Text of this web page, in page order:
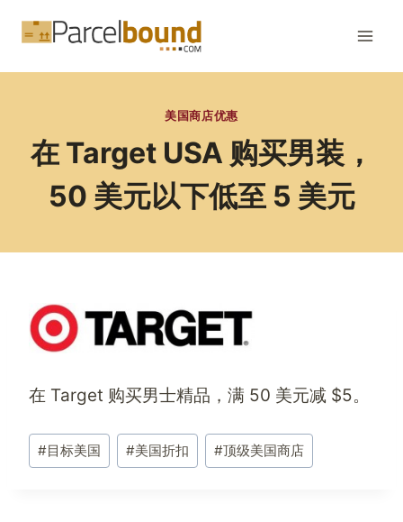
美国商店优惠
在 Target USA 购买男装，
50 美元以下低至 5 美元
在 Target 购买男士精品，满 50 美元减 $5。
文
章
#目标美国 #美国折扣 #顶级美国商店